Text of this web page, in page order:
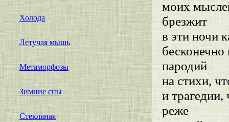
Холода
Летучая мышь
Метаморфозы
Зимние сны
Стекляная
моих
брезжит
в эти ночи
пародий
на стихи,
и трагедии,
реже